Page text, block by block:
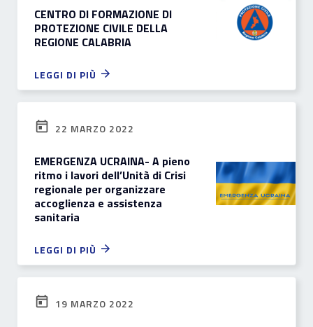
CENTRO DI FORMAZIONE DI
PROTEZIONE CIVILE DELLA
REGIONE CALABRIA
LEGGI DI PIÙ
22 MARZO 2022
EMERGENZA UCRAINA- A pieno
ritmo i lavori dell’Unità di Crisi
regionale per organizzare
accoglienza e assistenza
sanitaria
LEGGI DI PIÙ
19 MARZO 2022